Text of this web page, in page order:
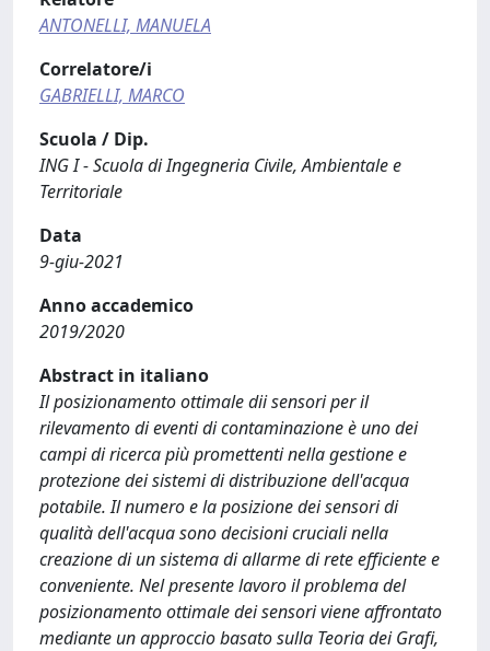
ANTONELLI, MANUELA
Correlatore/i
GABRIELLI, MARCO
Scuola / Dip.
ING I - Scuola di Ingegneria Civile, Ambientale e
Territoriale
Data
9-giu-2021
Anno accademico
2019/2020
Abstract in italiano
Il posizionamento ottimale dii sensori per il
rilevamento di eventi di contaminazione è uno dei
campi di ricerca più promettenti nella gestione e
protezione dei sistemi di distribuzione dell'acqua
potabile. Il numero e la posizione dei sensori di
qualità dell'acqua sono decisioni cruciali nella
creazione di un sistema di allarme di rete efficiente e
conveniente. Nel presente lavoro il problema del
posizionamento ottimale dei sensori viene affrontato
mediante un approccio basato sulla Teoria dei Grafi,